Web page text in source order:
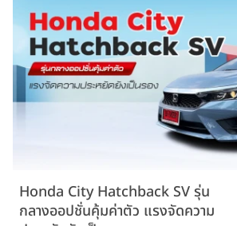
Honda City Hatchback SV รุ่น
กลางออปชั่นคุ้มค่าตัว แรงจัดความ